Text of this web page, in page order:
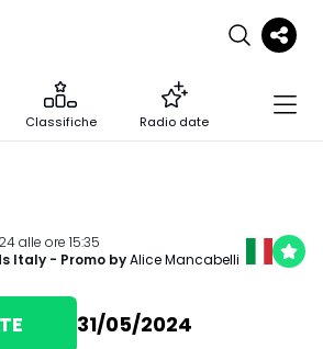
Classifiche Radio date
alle ore 15:35
Italy - Promo byAlice Mancabelli
31/05/2024